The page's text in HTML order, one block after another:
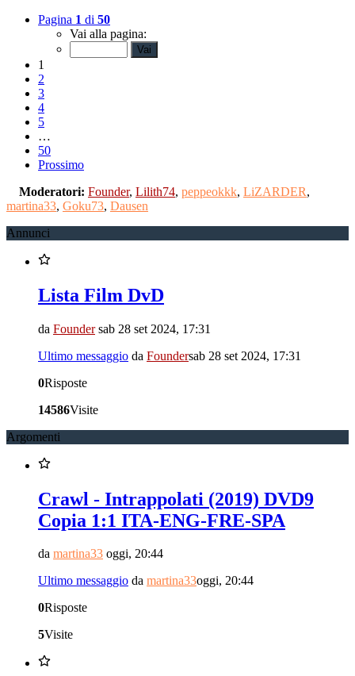
Pagina 1 di 50
Vai alla pagina:
1
2
3
4
5
…
50
Prossimo
Moderatori: Founder, Lilith74, peppeokkk, LiZARDER,
martina33, Goku73, Dausen
Annunci
Lista Film DvD
da Founder sab 28 set 2024, 17:31
Ultimo messaggio da Foundersab 28 set 2024, 17:31
0Risposte
14586Visite
Argomenti
Crawl - Intrappolati (2019) DVD9
Copia 1:1 ITA-ENG-FRE-SPA
da martina33 oggi, 20:44
Ultimo messaggio da martina33oggi, 20:44
0Risposte
5Visite